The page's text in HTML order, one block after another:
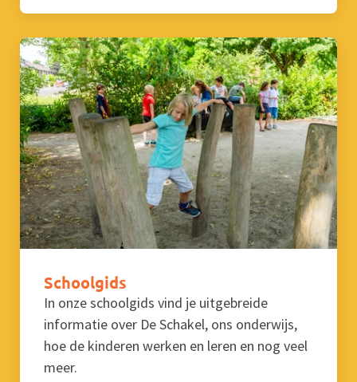
Schoolgids
In onze schoolgids vind je uitgebreide
informatie over De Schakel, ons onderwijs,
hoe de kinderen werken en leren en nog veel
meer.